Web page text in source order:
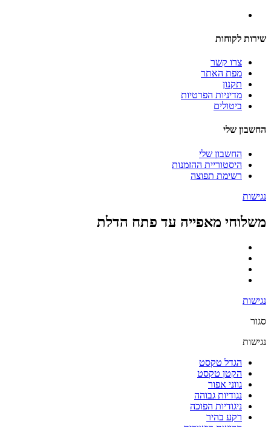
שירות לקוחות
צרו קשר
מפת האתר
תקנון
מדיניות הפרטיות
ביטולים
החשבון שלי
החשבון שלי
היסטוריית ההזמנות
רשימת תפוצה
נגישות
משלוחי מאפייה עד פתח הדלת
נגישות
סגור
נגישות
הגדל טקסט
הקטן טקסט
גווני אפור
נגודיות גבוהה
ניגודיות הפוכה
רקע בהיר